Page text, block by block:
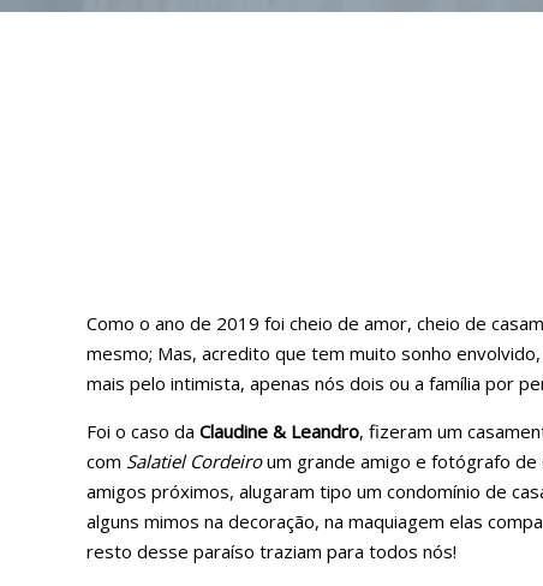
Como o ano de 2019 foi cheio de amor, cheio de
mesmo; Mas, acredito que tem muito sonho
mais pelo intimista, apenas nós dois ou a família por
Foi o caso da Claudine & Leandro, fizeram um
com Salatiel Cordeiroum grande amigo e fotógrafo de
amigos próximos, alugaram tipo um condomínio de
alguns mimos na decoração, na maquiagem elas
resto desse paraíso traziam para todos nós!